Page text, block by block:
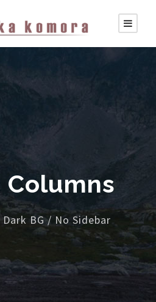
Columns
BG / No Sidebar